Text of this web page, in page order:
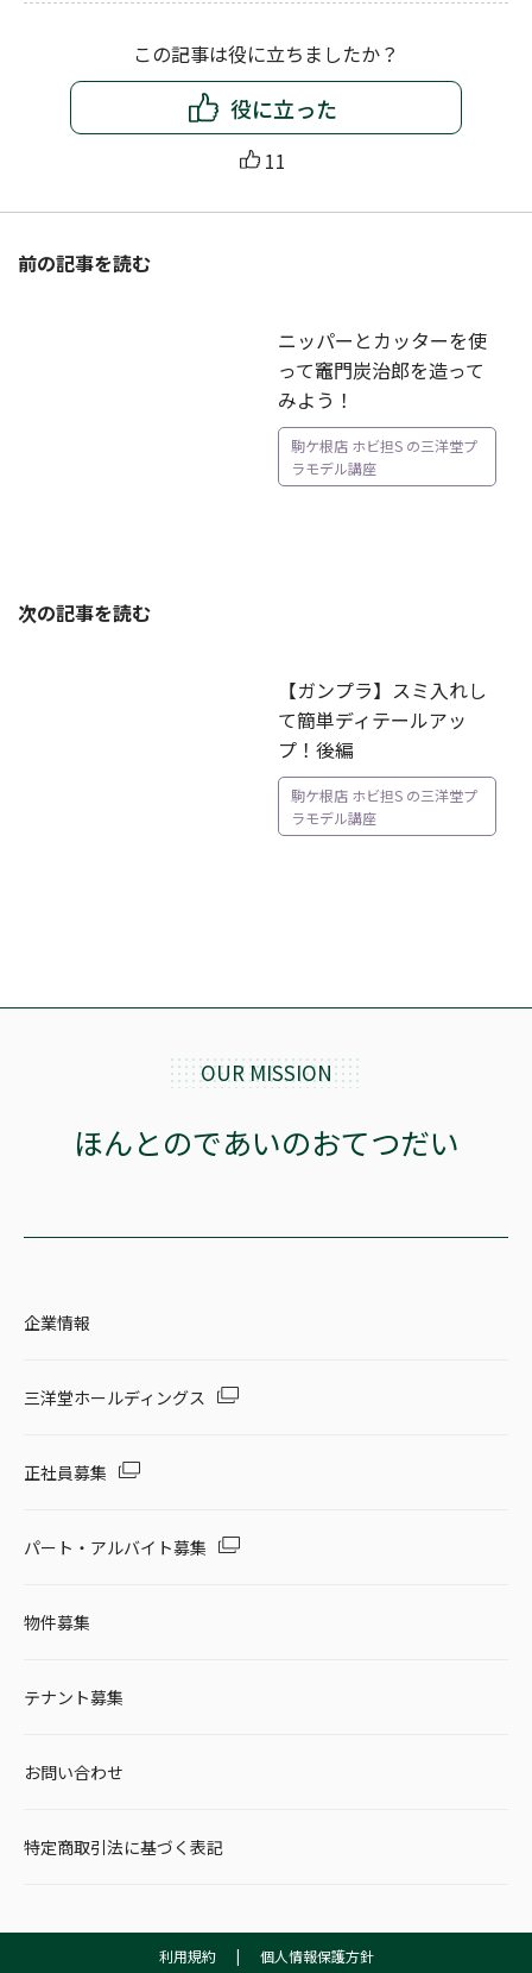
この記事は役に立ちましたか？
役に立った
11
前の記事を読む
ニッパーとカッターを使
って竈門炭治郎を造って
みよう！
駒ケ根店 ホビ担S の三洋堂プ
ラモデル講座
次の記事を読む
【ガンプラ】スミ入れし
て簡単ディテールアッ
プ！後編
駒ケ根店 ホビ担S の三洋堂プ
ラモデル講座
OUR MISSION
ほんとのであいのおてつだい
企業情報
三洋堂ホールディングス
正社員募集
パート・アルバイト募集
物件募集
テナント募集
お問い合わせ
特定商取引法に基づく表記
利用規約 | 個人情報保護方針